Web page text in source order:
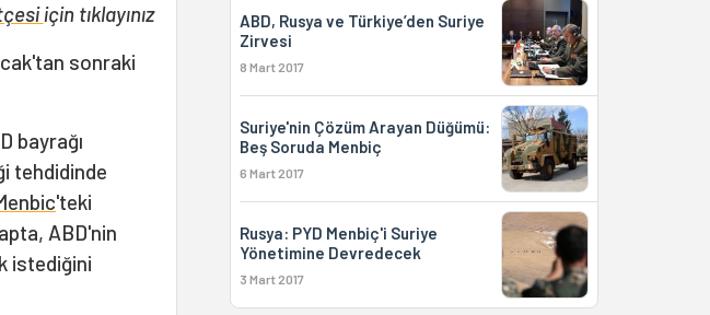
için tıklayınız
sonraki
bayrağı
tehdidinde
'teki
ABD'nin
istediğini
ABD, Rusya ve Türkiye’den Suriye
Zirvesi
8 Mart 2017
Suriye'nin Çözüm Arayan Düğümü:
Beş Soruda Menbiç
6 Mart 2017
Rusya: PYD Menbiç'i Suriye
Yönetimine Devredecek
3 Mart 2017